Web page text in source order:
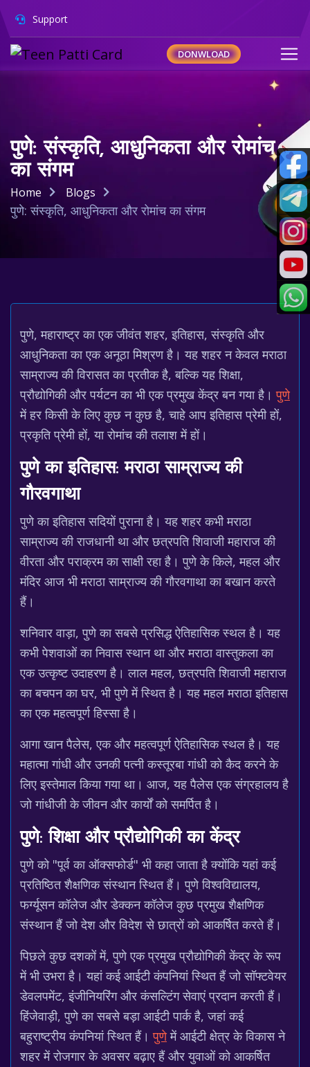
Support
DONWLOAD
पुणे: संस्कृति, आधुनिकता और रोमांच
का संगम
Home Blogs
पुणे: संस्कृति, आधुनिकता और रोमांच का संगम
पुणे, महाराष्ट्र का एक जीवंत शहर, इतिहास, संस्कृति और
आधुनिकता का एक अनूठा मिश्रण है। यह शहर न केवल मराठा
साम्राज्य की विरासत का प्रतीक है, बल्कि यह शिक्षा,
प्रौद्योगिकी और पर्यटन का भी एक प्रमुख केंद्र बन गया है।पुणे
में हर किसी के लिए कुछ न कुछ है, चाहे आप इतिहास प्रेमी हों,
प्रकृति प्रेमी हों, या रोमांच की तलाश में हों।
पुणे का इतिहास: मराठा साम्राज्य की
गौरवगाथा
पुणे का इतिहास सदियों पुराना है। यह शहर कभी मराठा
साम्राज्य की राजधानी था और छत्रपति शिवाजी महाराज की
वीरता और पराक्रम का साक्षी रहा है। पुणे के किले, महल और
मंदिर आज भी मराठा साम्राज्य की गौरवगाथा का बखान करते
हैं।
शनिवार वाड़ा, पुणे का सबसे प्रसिद्ध ऐतिहासिक स्थल है। यह
कभी पेशवाओं का निवास स्थान था और मराठा वास्तुकला का
एक उत्कृष्ट उदाहरण है। लाल महल, छत्रपति शिवाजी महाराज
का बचपन का घर, भी पुणे में स्थित है। यह महल मराठा इतिहास
का एक महत्वपूर्ण हिस्सा है।
आगा खान पैलेस, एक और महत्वपूर्ण ऐतिहासिक स्थल है। यह
महात्मा गांधी और उनकी पत्नी कस्तूरबा गांधी को कैद करने के
लिए इस्तेमाल किया गया था। आज, यह पैलेस एक संग्रहालय है
जो गांधीजी के जीवन और कार्यों को समर्पित है।
पुणे: शिक्षा और प्रौद्योगिकी का केंद्र
पुणे को "पूर्व का ऑक्सफोर्ड" भी कहा जाता है क्योंकि यहां कई
प्रतिष्ठित शैक्षणिक संस्थान स्थित हैं। पुणे विश्वविद्यालय,
फर्ग्यूसन कॉलेज और डेक्कन कॉलेज कुछ प्रमुख शैक्षणिक
संस्थान हैं जो देश और विदेश से छात्रों को आकर्षित करते हैं।
पिछले कुछ दशकों में, पुणे एक प्रमुख प्रौद्योगिकी केंद्र के रूप
में भी उभरा है। यहां कई आईटी कंपनियां स्थित हैं जो सॉफ्टवेयर
डेवलपमेंट, इंजीनियरिंग और कंसल्टिंग सेवाएं प्रदान करती हैं।
हिंजेवाड़ी, पुणे का सबसे बड़ा आईटी पार्क है, जहां कई
बहुराष्ट्रीय कंपनियां स्थित हैं।पुणेमें आईटी क्षेत्र के विकास ने
शहर में रोजगार के अवसर बढ़ाए हैं और युवाओं को आकर्षित